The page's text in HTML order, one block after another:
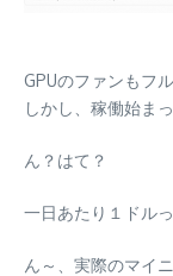
GPUのファンもフ
しかし、稼働始ま
ん？はて？
一日あたり１ドルっ
ん～、実際のマイ